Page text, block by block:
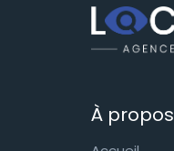
À propos